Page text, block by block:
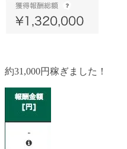
約31,000円稼ぎました！